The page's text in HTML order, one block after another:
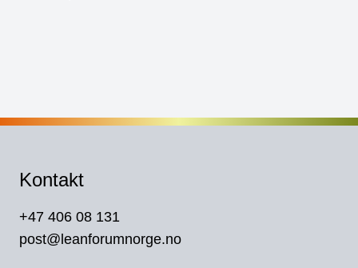
Kontakt
+47 406 08 131
post@leanforumnorge.no